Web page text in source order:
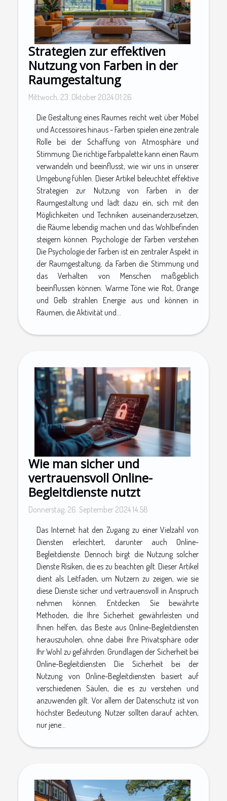
Strategien zur effektiven
Nutzung von Farben in der
Raumgestaltung
Mittwoch, 23. Oktober 2024 01:26
Die Gestaltung eines Raumes reicht weit über Möbel
und Accessoires hinaus - Farben spielen eine zentrale
Rolle bei der Schaffung von Atmosphäre und
Stimmung. Die richtige Farbpalette kann einen Raum
verwandeln und beeinflusst, wie wir uns in unserer
Umgebung fühlen. Dieser Artikel beleuchtet effektive
Strategien zur Nutzung von Farben in der
Raumgestaltung und lädt dazu ein, sich mit den
Möglichkeiten und Techniken auseinanderzusetzen,
die Räume lebendig machen und das Wohlbefinden
steigern können. Psychologie der Farben verstehen
Die Psychologie der Farben ist ein zentraler Aspekt in
der Raumgestaltung, da Farben die Stimmung und
das Verhalten von Menschen maßgeblich
beeinflussen können. Warme Töne wie Rot, Orange
und Gelb strahlen Energie aus und können in
Räumen, die Aktivität und...
Wie man sicher und
vertrauensvoll Online-
Begleitdienste nutzt
Donnerstag, 26. September 2024 14:58
Das Internet hat den Zugang zu einer Vielzahl von
Diensten erleichtert, darunter auch Online-
Begleitdienste. Dennoch birgt die Nutzung solcher
Dienste Risiken, die es zu beachten gilt. Dieser Artikel
dient als Leitfaden, um Nutzern zu zeigen, wie sie
diese Dienste sicher und vertrauensvoll in Anspruch
nehmen können. Entdecken Sie bewährte
Methoden, die Ihre Sicherheit gewährleisten und
Ihnen helfen, das Beste aus Online-Begleitdiensten
herauszuholen, ohne dabei Ihre Privatsphäre oder
Ihr Wohl zu gefährden. Grundlagen der Sicherheit bei
Online-Begleitdiensten Die Sicherheit bei der
Nutzung von Online-Begleitdiensten basiert auf
verschiedenen Säulen, die es zu verstehen und
anzuwenden gilt. Vor allem der Datenschutz ist von
höchster Bedeutung. Nutzer sollten darauf achten,
nur jene...